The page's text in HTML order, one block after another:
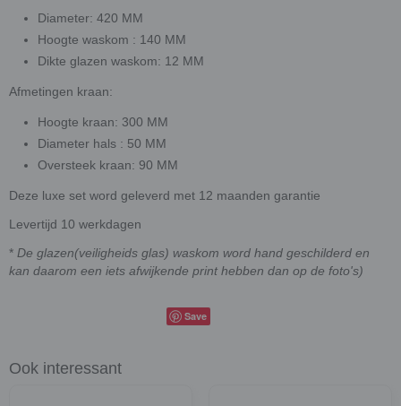
Diameter: 420 MM
Hoogte waskom : 140 MM
Dikte glazen waskom: 12 MM
Afmetingen kraan:
Hoogte kraan: 300 MM
Diameter hals : 50 MM
Oversteek kraan: 90 MM
Deze luxe set word geleverd met 12 maanden garantie
Levertijd 10 werkdagen
* De glazen(veiligheids glas) waskom word hand geschilderd en
kan daarom een iets afwijkende print hebben dan op de foto's)
Save
Ook interessant